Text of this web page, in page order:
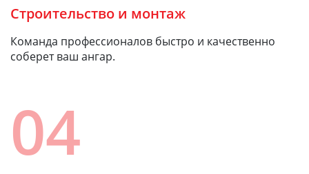
Строительство и монтаж
Команда профессионалов быстро и качественно
соберет ваш ангар.
04